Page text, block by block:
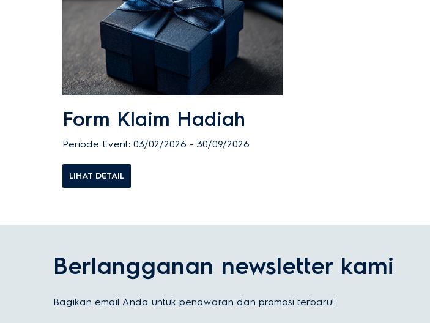
Form Klaim Hadiah
Periode Event: 03/02/2026 - 30/09/2026
LIHAT DETAIL
Berlangganan newsletter kami
Bagikan email Anda untuk penawaran dan promosi terbaru!